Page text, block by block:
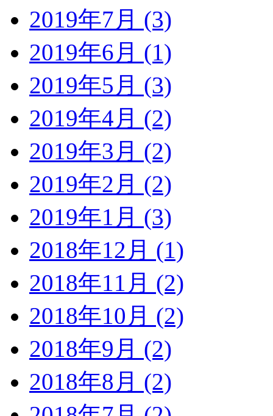
2019年7月 (3)
2019年6月 (1)
2019年5月 (3)
2019年4月 (2)
2019年3月 (2)
2019年2月 (2)
2019年1月 (3)
2018年12月 (1)
2018年11月 (2)
2018年10月 (2)
2018年9月 (2)
2018年8月 (2)